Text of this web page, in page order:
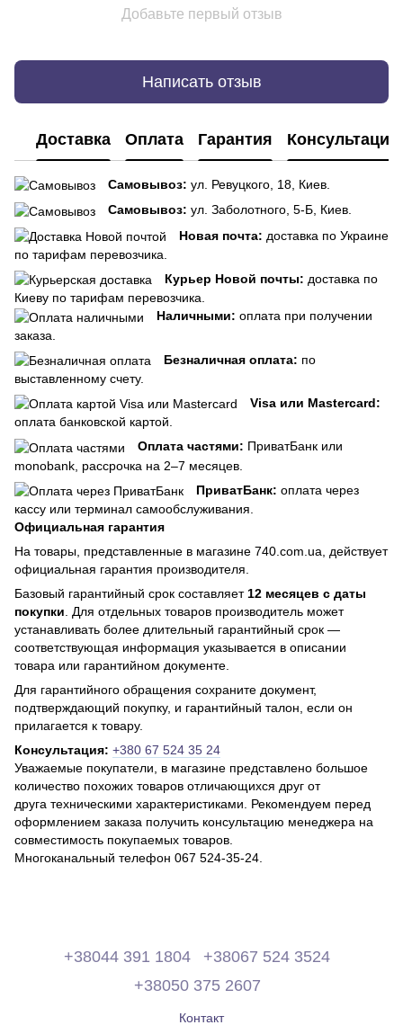
Добавьте первый отзыв
Написать отзыв
Доставка Оплата Гарантия Консультация
Самовывоз: ул. Ревуцкого, 18, Киев.
Самовывоз: ул. Заболотного, 5-Б, Киев.
Новая почта: доставка по Украине
по тарифам перевозчика.
Курьер Новой почты: доставка по
Киеву по тарифам перевозчика.
Наличными: оплата при получении
заказа.
Безналичная оплата: по
выставленному счету.
Visa или Mastercard:
оплата банковской картой.
Оплата частями: ПриватБанк или
monobank, рассрочка на 2–7 месяцев.
ПриватБанк: оплата через
кассу или терминал самообслуживания.
Официальная гарантия
На товары, представленные в магазине 740.com.ua, действует
официальная гарантия производителя.
Базовый гарантийный срок составляет 12 месяцев с даты
покупки . Для отдельных товаров производитель может
устанавливать более длительный гарантийный срок —
соответствующая информация указывается в описании
товара или гарантийном документе.
Для гарантийного обращения сохраните документ,
подтверждающий покупку, и гарантийный талон, если он
прилагается к товару.
Консультация: +380 67 524 35 24
Уважаемые покупатели, в магазине представлено большое
количество похожих товаров отличающихся друг от
друга техническими характеристиками. Рекомендуем перед
оформлением заказа получить консультацию менеджера на
совместимость покупаемых товаров.
Многоканальный телефон 067 524-35-24.
+38044 391 1804
+38067 524 3524
+38050 375 2607
Контакт